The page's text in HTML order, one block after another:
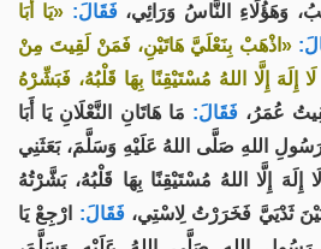
وَهَؤُلَاءِ النَّاسُ وَرَائِي، فَقَالَ: «يَا أَبَا
«اذْهَبْ بِنَعْلَيَّ هَاتَيْنِ، فَمَنْ لَقِيتَ مِنْ
إِلَهَ إِلَّا اللهُ مُسْتَيْقِنًا بِهَا قَلْبُهُ، فَبَشِّرْهُ
عُمَرُ، فَقَالَ: مَا هَاتَانِ النَّعْلَانِ يَا أَبَا
رَسُولِ اللهِ صَلَّى اللهُ عَلَيْهِ وَسَلَّمَ، بَعَثَنِي
إِلَّا اللهُ مُسْتَيْقِنًا بِهَا قَلْبُهُ، بَشَّرْتُهُ
ثَدْيَيَّ فَخَرَرْتُ لِاسْتِي، فَقَالَ: ارْجِعْ يَا